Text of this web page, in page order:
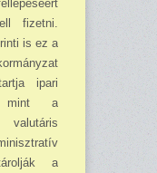
fizetni.
is ez a
ipari
mint a
valutáris
a